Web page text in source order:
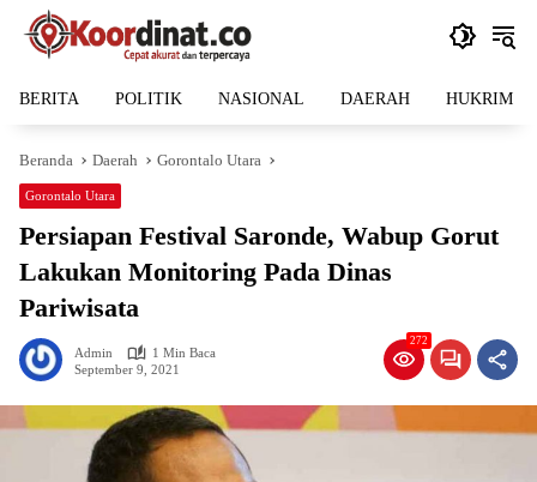
Langsung
BERITA POLITIK NASIONAL DAERAH HUKRIM
Beranda Daerah Gorontalo Utara
Gorontalo Utara
Persiapan Festival Saronde, Wabup Gorut
Lakukan Monitoring Pada Dinas
Pariwisata
Admin
1 Min Baca
September 9, 2021
272